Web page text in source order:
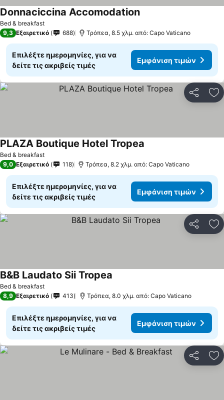
Bed & breakfast
Donnaciccina Accomodation
9,3 Εξαιρετικό 688 Τρόπεα, 8.5 χλμ. από: Capo Vaticano
Επιλέξτε ημερομηνίες, για να
δείτε τις ακριβείς τιμές
Εμφάνιση τιμών
Bed & breakfast
PLAZA Boutique Hotel Tropea
9,0 Εξαιρετικό 118 Τρόπεα, 8.2 χλμ. από: Capo Vaticano
Επιλέξτε ημερομηνίες, για να
δείτε τις ακριβείς τιμές
Εμφάνιση τιμών
Bed & breakfast
B&B Laudato Sii Tropea
8,9 Εξαιρετικό 413 Τρόπεα, 8.0 χλμ. από: Capo Vaticano
Επιλέξτε ημερομηνίες, για να
δείτε τις ακριβείς τιμές
Εμφάνιση τιμών